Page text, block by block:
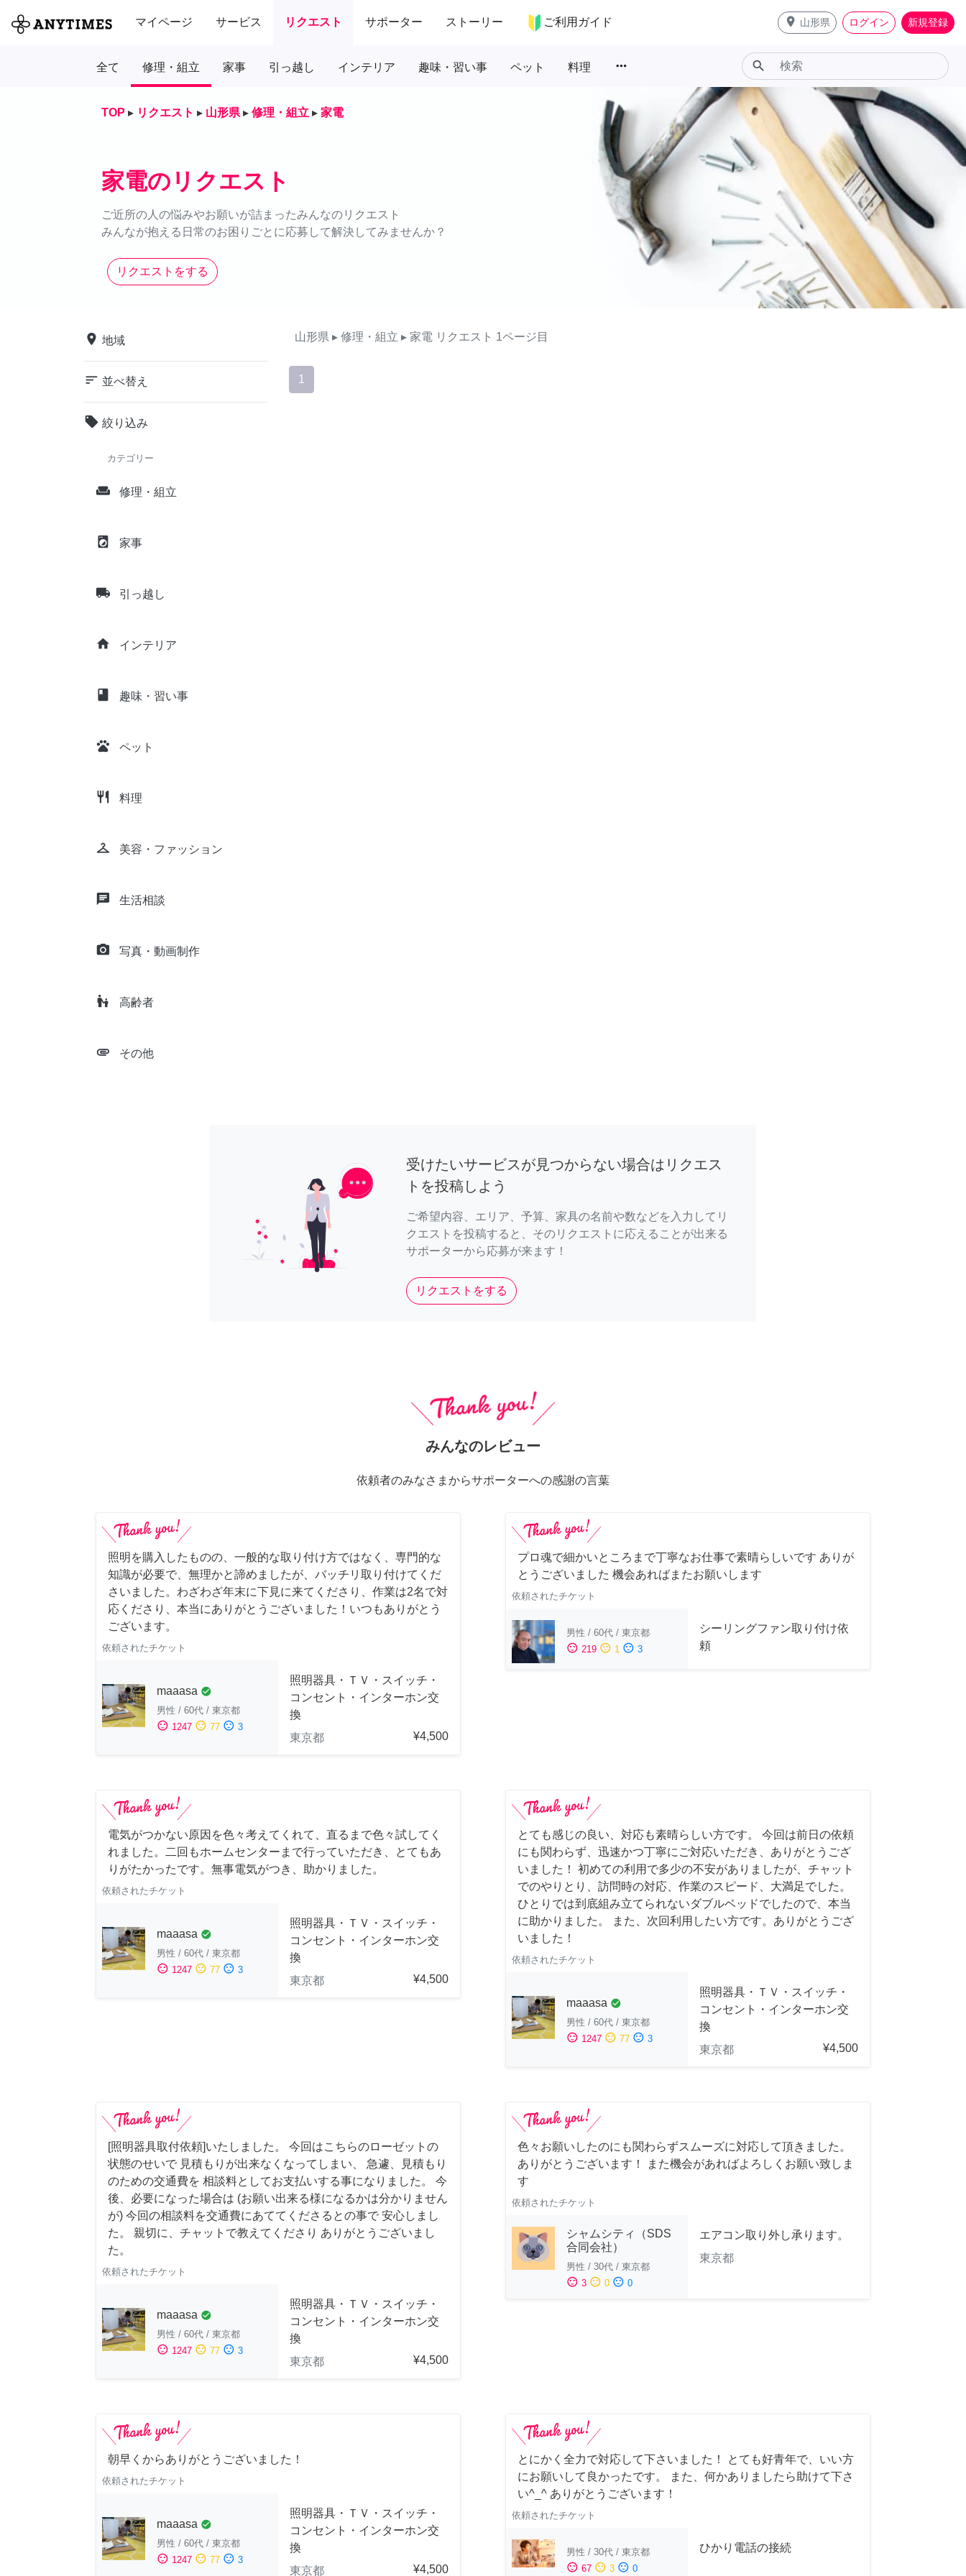
マイページ サービス リクエスト サポーター ストーリー ご利用ガイド place 山形県 ログイン 新規登録
全て 修理・組立 家事 引っ越し インテリア 趣味・習い事 ペット 料理 more_horiz search
TOP ▸ リクエスト ▸ 山形県 ▸ 修理・組立 ▸ 家電
家電のリクエスト
ご近所の人の悩みやお願いが詰まったみんなのリクエスト
みんなが抱える日常のお困りごとに応募して解決してみませんか？
リクエストをする
place 地域
sort 並べ替え
local_offer 絞り込み
カテゴリー
weekend 修理・組立
local_laundry_service 家事
local_shipping 引っ越し
home インテリア
class 趣味・習い事
pets ペット
restaurant 料理
checkroom 美容・ファッション
chat 生活相談
camera_alt 写真・動画制作
escalator_warning 高齢者
attachment その他
山形県 ▸ 修理・組立 ▸ 家電 リクエスト 1ページ目
1
受けたいサービスが見つからない場合はリクエス
トを投稿しよう
ご希望内容、エリア、予算、家具の名前や数などを入力してリ
クエストを投稿すると、そのリクエストに応えることが出来る
サポーターから応募が来ます！
リクエストをする
みんなのレビュー
依頼者のみなさまからサポーターへの感謝の言葉
照明を購入したものの、一般的な取り付け方ではなく、専門的な
知識が必要で、無理かと諦めましたが、バッチリ取り付けてくだ
さいました。わざわざ年末に下見に来てくださり、作業は2名で対
応くださり、本当にありがとうございました！いつもありがとう
ございます。
依頼されたチケット
maaasa check_circle
男性 / 60代 / 東京都
sentiment_satisfied 1247 sentiment_neutral 77 sentiment_dissatisfied 3
照明器具・ＴＶ・スイッチ・
コンセント・インターホン交
換
東京都
¥4,500
プロ魂で細かいところまで丁寧なお仕事で素晴らしいです ありが
とうございました 機会あればまたお願いします
依頼されたチケット
男性 / 60代 / 東京都
sentiment_satisfied 219 sentiment_neutral 1 sentiment_dissatisfied 3
シーリングファン取り付け依
頼
電気がつかない原因を色々考えてくれて、直るまで色々試してく
れました。二回もホームセンターまで行っていただき、とてもあ
りがたかったです。無事電気がつき、助かりました。
依頼されたチケット
maaasa check_circle
男性 / 60代 / 東京都
sentiment_satisfied 1247 sentiment_neutral 77 sentiment_dissatisfied 3
照明器具・ＴＶ・スイッチ・
コンセント・インターホン交
換
東京都
¥4,500
とても感じの良い、対応も素晴らしい方です。 今回は前日の依頼
にも関わらず、迅速かつ丁寧にご対応いただき、ありがとうござ
いました！ 初めての利用で多少の不安がありましたが、チャット
でのやりとり、訪問時の対応、作業のスピード、大満足でした。
ひとりでは到底組み立てられないダブルベッドでしたので、本当
に助かりました。 また、次回利用したい方です。ありがとうござ
いました！
依頼されたチケット
maaasa check_circle
男性 / 60代 / 東京都
sentiment_satisfied 1247 sentiment_neutral 77 sentiment_dissatisfied 3
照明器具・ＴＶ・スイッチ・
コンセント・インターホン交
換
東京都
¥4,500
[照明器具取付依頼]いたしました。 今回はこちらのローゼットの
状態のせいで 見積もりが出来なくなってしまい、 急遽、見積もり
のための交通費を 相談料としてお支払いする事になりました。 今
後、必要になった場合は (お願い出来る様になるかは分かりません
が) 今回の相談料を交通費にあててくださるとの事で 安心しまし
た。 親切に、チャットで教えてくださり ありがとうございまし
た。
依頼されたチケット
maaasa check_circle
男性 / 60代 / 東京都
sentiment_satisfied 1247 sentiment_neutral 77 sentiment_dissatisfied 3
照明器具・ＴＶ・スイッチ・
コンセント・インターホン交
換
東京都
¥4,500
色々お願いしたのにも関わらずスムーズに対応して頂きました。
ありがとうございます！ また機会があればよろしくお願い致しま
す
依頼されたチケット
シャムシティ（SDS
合同会社）
男性 / 30代 / 東京都
sentiment_satisfied 3 sentiment_neutral 0 sentiment_dissatisfied 0
エアコン取り外し承ります。
東京都
朝早くからありがとうございました！
依頼されたチケット
maaasa check_circle
男性 / 60代 / 東京都
sentiment_satisfied 1247 sentiment_neutral 77 sentiment_dissatisfied 3
照明器具・ＴＶ・スイッチ・
コンセント・インターホン交
換
東京都
¥4,500
とにかく全力で対応して下さいました！ とても好青年で、いい方
にお願いして良かったです。 また、何かありましたら助けて下さ
い^_^ ありがとうございます！
依頼されたチケット
男性 / 30代 / 東京都
sentiment_satisfied 67 sentiment_neutral 3 sentiment_dissatisfied 0
ひかり電話の接続